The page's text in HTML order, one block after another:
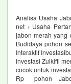
Analisa Usaha
net › Usaha
jabon merah yang
Budidaya pohon
Interaktif
investasi Zulkifli
cocok untuk
Rp pohon Jabon